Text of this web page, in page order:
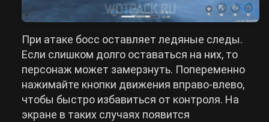
При атаке босс оставляет ледяные следы.
Если слишком долго оставаться на них, то
персонаж может замерзнуть. Попеременно
нажимайте кнопки движения вправо-влево,
чтобы быстро избавиться от контроля. На
экране в таких случаях появится